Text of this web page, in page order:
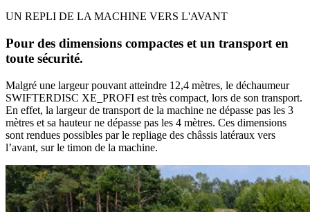
UN REPLI DE LA MACHINE VERS L'AVANT
Pour des dimensions compactes et un transport en
toute sécurité.
Malgré une largeur pouvant atteindre 12,4 mètres, le déchaumeur
SWIFTERDISC XE_PROFI est très compact, lors de son transport.
En effet, la largeur de transport de la machine ne dépasse pas les 3
mètres et sa hauteur ne dépasse pas les 4 mètres. Ces dimensions
sont rendues possibles par le repliage des châssis latéraux vers
l’avant, sur le timon de la machine.